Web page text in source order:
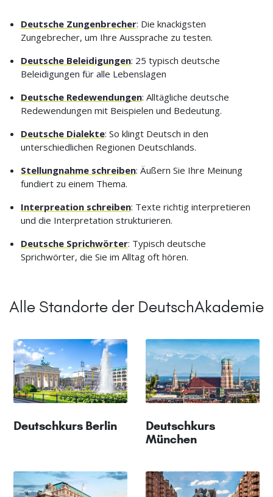
Deutsche Zungenbrecher: Die knackigsten
Zungebrecher, um Ihre Aussprache zu testen.
Deutsche Beleidigungen: 25 typisch deutsche
Beleidigungen für alle Lebenslagen
Deutsche Redewendungen: Alltägliche deutsche
Redewendungen mit Beispielen und Bedeutung.
Deutsche Dialekte: So klingt Deutsch in den
unterschiedlichen Regionen Deutschlands.
Stellungnahme schreiben: Äußern Sie Ihre Meinung
fundiert zu einem Thema.
Interpreation schreiben: Texte richtig interpretieren
und die Interpretation strukturieren.
Deutsche Sprichwörter: Typisch deutsche
Sprichwörter, die Sie im Alltag oft hören.
Alle Standorte der DeutschAkademie
Deutschkurs Berlin
Deutschkurs
München